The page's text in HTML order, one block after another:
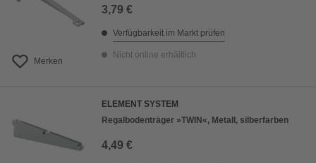
Merken
3,79 €
Verfügbarkeit im Markt prüfen
Nicht online erhältlich
ELEMENT SYSTEM
Regalbodenträger »TWIN«, Metall, silberfarben
4,49 €